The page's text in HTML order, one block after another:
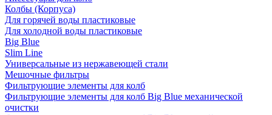
Колбы (Корпуса)
Для горячей воды пластиковые
Для холодной воды пластиковые
Big Blue
Slim Line
Универсальные из нержавеющей стали
Мешочные фильтры
Фильтрующие элементы для колб
Фильтрующие элементы для колб Big Blue механической
очистки